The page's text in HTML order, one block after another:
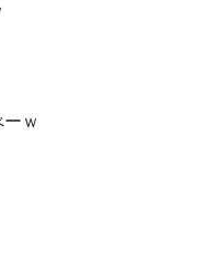
ｗ